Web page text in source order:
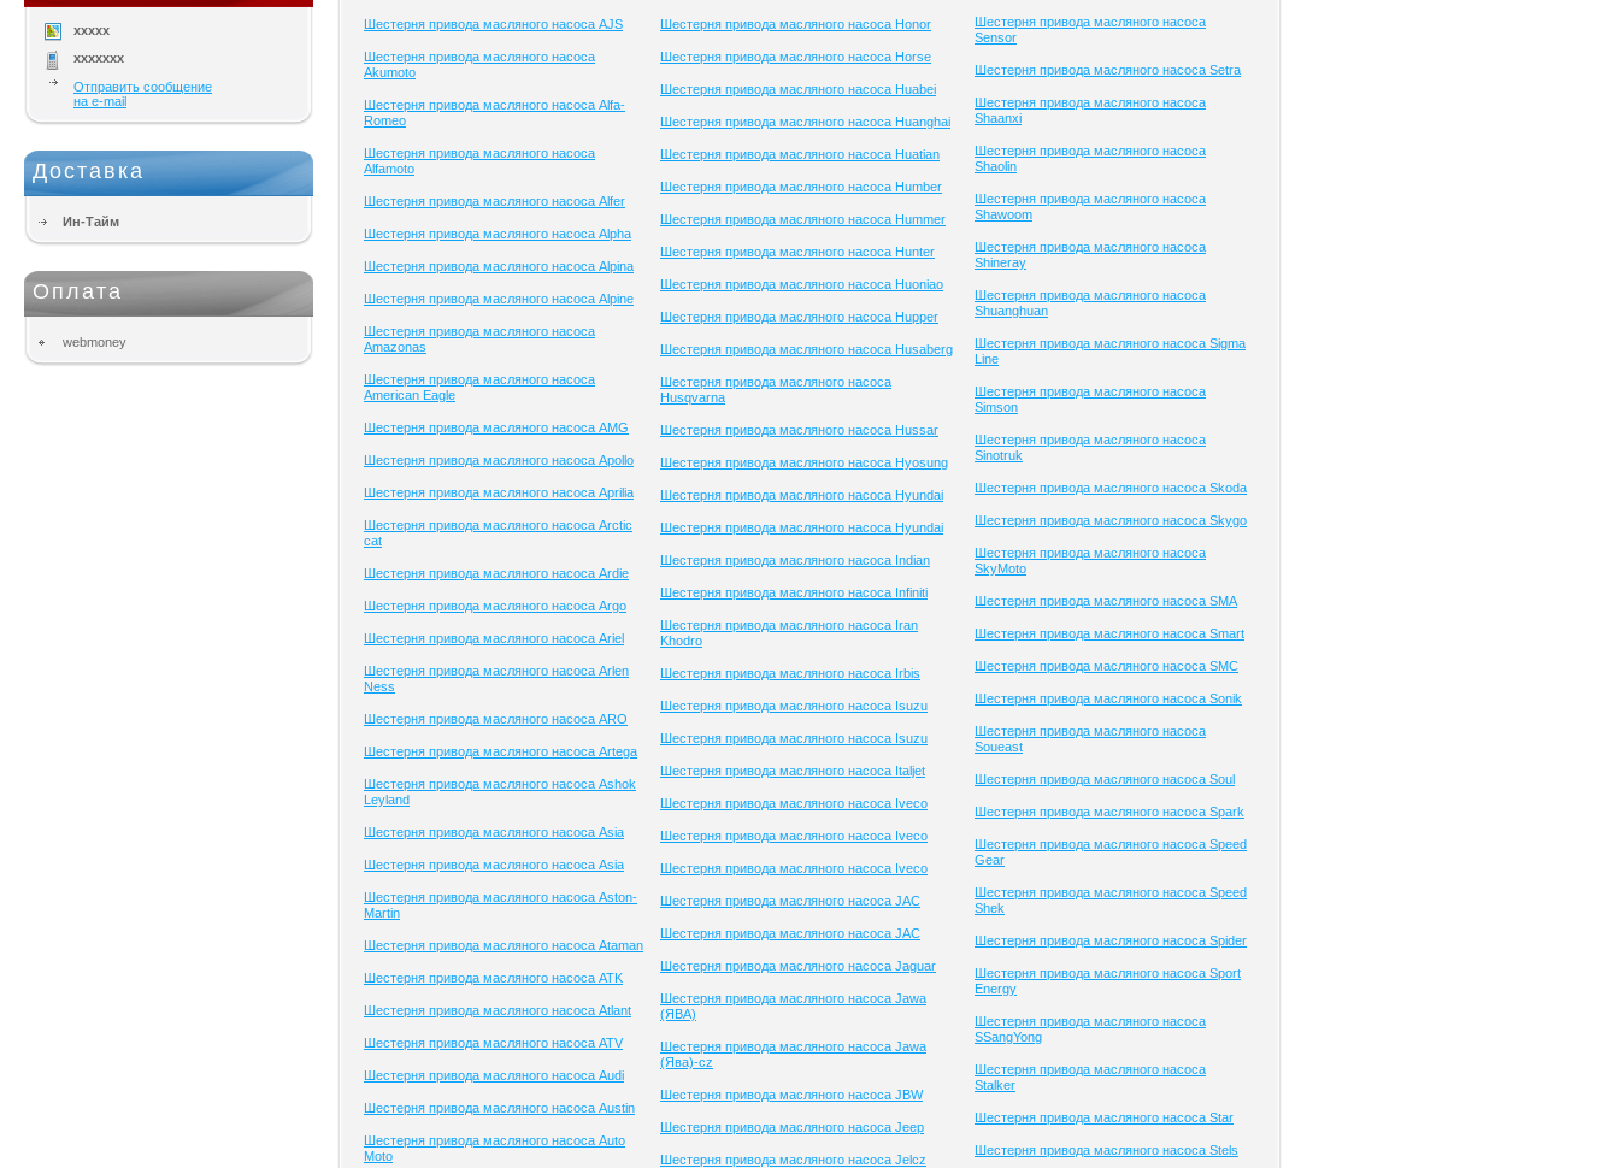
xxxxx
xxxxxxx
Отправить сообщение
на e-mail
Доставка
Ин-Тайм
Оплата
webmoney
Шестерня привода масляного насоса AJS
Шестерня привода масляного насоса
Akumoto
Шестерня привода масляного насоса Alfa-
Romeo
Шестерня привода масляного насоса
Alfamoto
Шестерня привода масляного насоса Alfer
Шестерня привода масляного насоса Alpha
Шестерня привода масляного насоса Alpina
Шестерня привода масляного насоса Alpine
Шестерня привода масляного насоса
Amazonas
Шестерня привода масляного насоса
American Eagle
Шестерня привода масляного насоса AMG
Шестерня привода масляного насоса Apollo
Шестерня привода масляного насоса Aprilia
Шестерня привода масляного насоса Arctic
cat
Шестерня привода масляного насоса Ardie
Шестерня привода масляного насоса Argo
Шестерня привода масляного насоса Ariel
Шестерня привода масляного насоса Arlen
Ness
Шестерня привода масляного насоса ARO
Шестерня привода масляного насоса Artega
Шестерня привода масляного насоса Ashok
Leyland
Шестерня привода масляного насоса Asia
Шестерня привода масляного насоса Asia
Шестерня привода масляного насоса Aston-
Martin
Шестерня привода масляного насоса Ataman
Шестерня привода масляного насоса ATK
Шестерня привода масляного насоса Atlant
Шестерня привода масляного насоса ATV
Шестерня привода масляного насоса Audi
Шестерня привода масляного насоса Austin
Шестерня привода масляного насоса Auto
Moto
Шестерня привода масляного насоса Honor
Шестерня привода масляного насоса Horse
Шестерня привода масляного насоса Huabei
Шестерня привода масляного насоса Huanghai
Шестерня привода масляного насоса Huatian
Шестерня привода масляного насоса Humber
Шестерня привода масляного насоса Hummer
Шестерня привода масляного насоса Hunter
Шестерня привода масляного насоса Huoniao
Шестерня привода масляного насоса Hupper
Шестерня привода масляного насоса Husaberg
Шестерня привода масляного насоса
Husqvarna
Шестерня привода масляного насоса Hussar
Шестерня привода масляного насоса Hyosung
Шестерня привода масляного насоса Hyundai
Шестерня привода масляного насоса Hyundai
Шестерня привода масляного насоса Indian
Шестерня привода масляного насоса Infiniti
Шестерня привода масляного насоса Iran
Khodro
Шестерня привода масляного насоса Irbis
Шестерня привода масляного насоса Isuzu
Шестерня привода масляного насоса Isuzu
Шестерня привода масляного насоса Italjet
Шестерня привода масляного насоса Iveco
Шестерня привода масляного насоса Iveco
Шестерня привода масляного насоса Iveco
Шестерня привода масляного насоса JAC
Шестерня привода масляного насоса JAC
Шестерня привода масляного насоса Jaguar
Шестерня привода масляного насоса Jawa
(ЯВА)
Шестерня привода масляного насоса Jawa
(Ява)-cz
Шестерня привода масляного насоса JBW
Шестерня привода масляного насоса Jeep
Шестерня привода масляного насоса Jelcz
Шестерня привода масляного насоса
Sensor
Шестерня привода масляного насоса Setra
Шестерня привода масляного насоса
Shaanxi
Шестерня привода масляного насоса
Shaolin
Шестерня привода масляного насоса
Shawoom
Шестерня привода масляного насоса
Shineray
Шестерня привода масляного насоса
Shuanghuan
Шестерня привода масляного насоса Sigma
Line
Шестерня привода масляного насоса
Simson
Шестерня привода масляного насоса
Sinotruk
Шестерня привода масляного насоса Skoda
Шестерня привода масляного насоса Skygo
Шестерня привода масляного насоса
SkyMoto
Шестерня привода масляного насоса SMA
Шестерня привода масляного насоса Smart
Шестерня привода масляного насоса SMC
Шестерня привода масляного насоса Sonik
Шестерня привода масляного насоса
Soueast
Шестерня привода масляного насоса Soul
Шестерня привода масляного насоса Spark
Шестерня привода масляного насоса Speed
Gear
Шестерня привода масляного насоса Speed
Shek
Шестерня привода масляного насоса Spider
Шестерня привода масляного насоса Sport
Energy
Шестерня привода масляного насоса
SSangYong
Шестерня привода масляного насоса
Stalker
Шестерня привода масляного насоса Star
Шестерня привода масляного насоса Stels